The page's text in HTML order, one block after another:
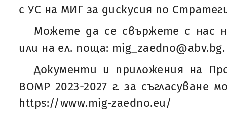
с УС на МИГ за дискусия по
Можете да се свържете с нас
или на ел. поща: mig_zaedno@abv.bg.
Документи и приложения на
ВОМР 2023-2027 г. за съгласуване
https://www.mig-zaedno.eu/